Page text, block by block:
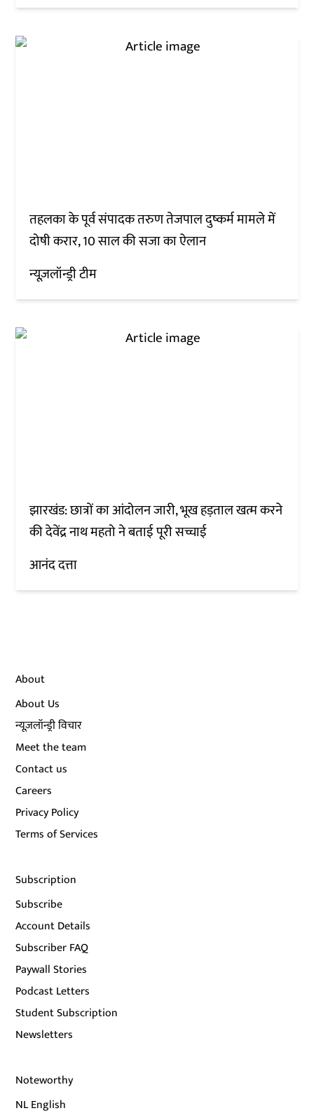
तहलका के पूर्व संपादक तरुण तेजपाल दुष्कर्म मामले में
दोषी करार, 10 साल की सजा का ऐलान
न्यूज़लॉन्ड्री टीम
झारखंड: छात्रों का आंदोलन जारी, भूख हड़ताल खत्म करने
की देवेंद्र नाथ महतो ने बताई पूरी सच्चाई
आनंद दत्ता
About
About Us
न्यूज़लॉन्ड्री विचार
Meet the team
Contact us
Careers
Privacy Policy
Terms of Services
Subscription
Subscribe
Account Details
Subscriber FAQ
Paywall Stories
Podcast Letters
Student Subscription
Newsletters
Noteworthy
NL English